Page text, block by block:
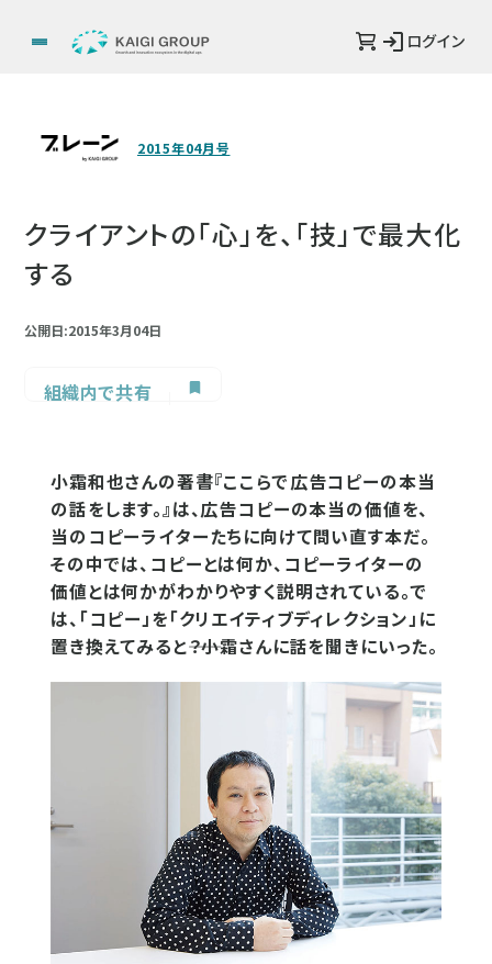
ログイン
2015年04月号
クライアントの「心」を、「技」で最大化
する
公開日:2015年3月04日
組織内で共有
小霜和也さんの著書『ここらで広告コピーの本当
の話をします。』は、広告コピーの本当の価値を、
当のコピーライターたちに向けて問い直す本だ。
その中では、コピーとは何か、コピーライターの
価値とは何かがわかりやすく説明されている。で
は、「コピー」を「クリエイティブディレクション」に
置き換えてみると――？小霜さんに話を聞きにいった。